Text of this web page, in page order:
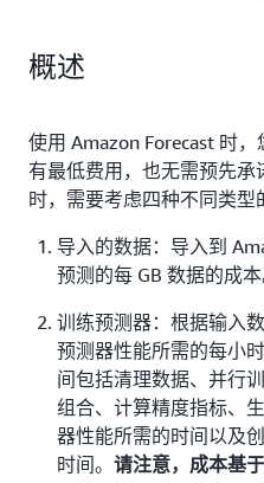
概述
使用 Amazon Forecast 时
有最低费用，也无需预先承
时，需要考虑四种不同类型
导入的数据：导入到
预测的每 GB 数据的成本
训练预测器：根据输入
预测器性能所需的每小
间包括清理数据、并行
组合、计算精度指标、
器性能所需的时间以及
时间。 请注意，成本基